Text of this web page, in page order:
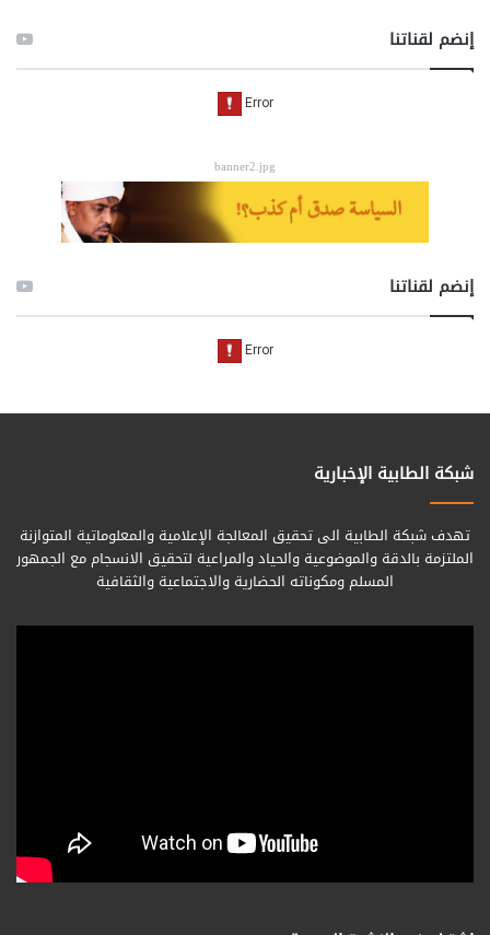
إنضم لقناتنا
banner2.jpg
إنضم لقناتنا
شبكة الطابية الإخبارية
تهدف شبكة الطابية الى تحقيق المعالجة الإعلامية والمعلوماتية المتوازنة
الملتزمة بالدقة والموضوعية والحياد والمراعية لتحقيق الانسجام مع الجمهور
المسلم ومكوناته الحضارية والاجتماعية والثقافية